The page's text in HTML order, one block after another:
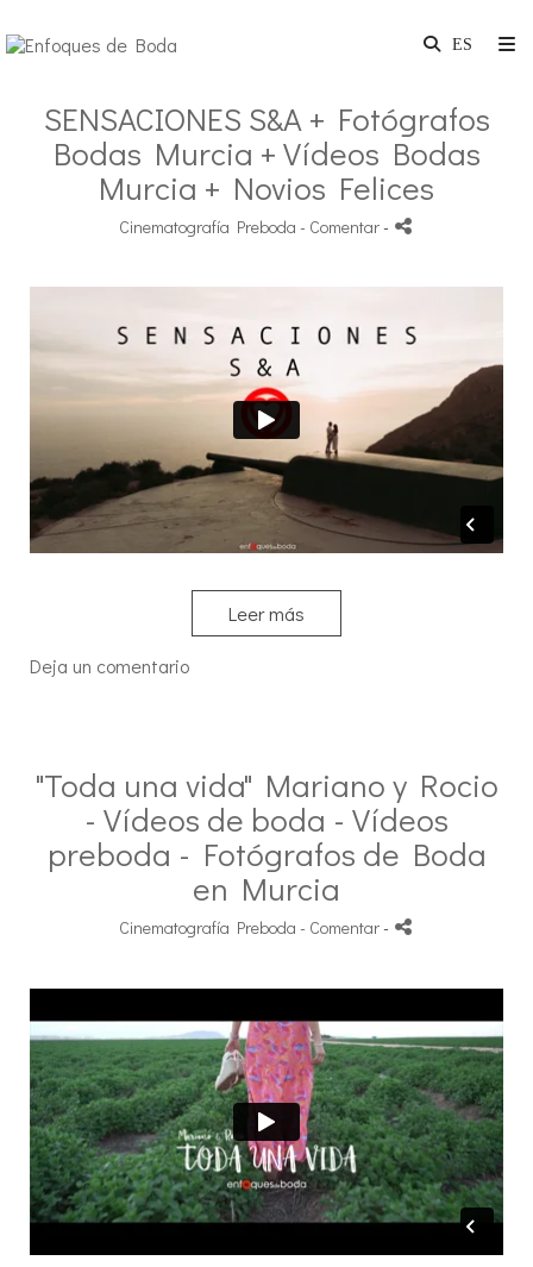
SENSACIONES S&A + Fotógrafos
Bodas Murcia + Vídeos Bodas
Murcia + Novios Felices
Cinematografía Preboda - Comentar-
Leer más
Deja un comentario
"Toda una vida" Mariano y Rocio
- Vídeos de boda - Vídeos
preboda - Fotógrafos de Boda
en Murcia
Cinematografía Preboda - Comentar-